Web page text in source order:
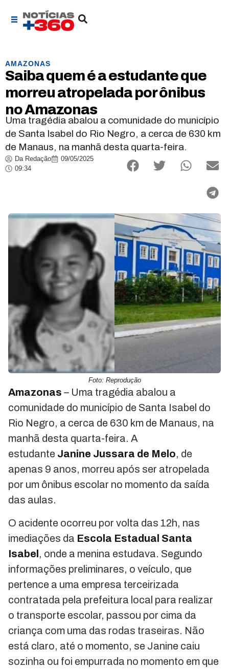
AMAZONAS
Saiba quem é a estudante que
morreu atropelada por ônibus
no Amazonas
Uma tragédia abalou a comunidade do município
de Santa Isabel do Rio Negro, a cerca de 630 km
de Manaus, na manhã desta quarta-feira.
Da Redação
09/05/2025
09:34
Foto: Reprodução
Amazonas – Uma tragédia abalou a
comunidade do município de Santa Isabel do
Rio Negro, a cerca de 630 km de Manaus, na
manhã desta quarta-feira. A
estudante Janine Jussara de Melo, de
apenas 9 anos, morreu após ser atropelada
por um ônibus escolar no momento da saída
das aulas.
O acidente ocorreu por volta das 12h, nas
imediações da Escola Estadual Santa
Isabel, onde a menina estudava. Segundo
informações preliminares, o veículo, que
pertence a uma empresa terceirizada
contratada pela prefeitura local para realizar
o transporte escolar, passou por cima da
criança com uma das rodas traseiras. Não
está claro, até o momento, se Janine caiu
sozinha ou foi empurrada no momento em que